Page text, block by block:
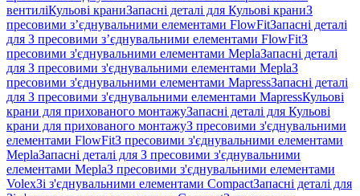
вентиліКульові краниЗапасні деталі для Кульові краниЗ
пресовими з’єднувальними елементами FlowFitЗапасні деталі
для З пресовими з’єднувальними елементами FlowFitЗ
пресовими з'єднувальними елементами MeplaЗапасні деталі
для З пресовими з'єднувальними елементами MeplaЗ
пресовими з'єднувальними елементами MapressЗапасні деталі
для З пресовими з'єднувальними елементами MapressКульові
крани для прихованого монтажуЗапасні деталі для Кульові
крани для прихованого монтажуЗ пресовими з'єднувальними
елементами FlowFitЗ пресовими з'єднувальними елементами
MeplaЗапасні деталі для З пресовими з'єднувальними
елементами MeplaЗ пресовими з'єднувальними елементами
VolexЗі з'єднувальними елементами CompactЗапасні деталі для